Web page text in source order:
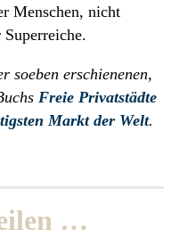
Menschen, nicht
soeben erschienenen,
Freie Privatstädte
Markt der Welt.
…